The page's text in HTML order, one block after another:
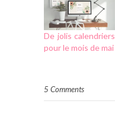
De jolis calendriers
pour le mois de mai
5 Comments